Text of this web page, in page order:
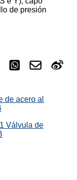
de presión
de acero al
Válvula de